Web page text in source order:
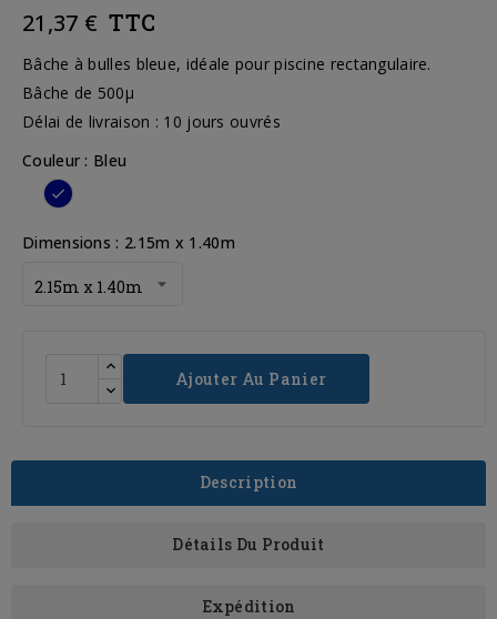
21,37 € TTC
Bâche à bulles bleue, idéale pour piscine rectangulaire.
Bâche de 500µ
Délai de livraison : 10 jours ouvrés
Couleur : Bleu
Bleu
Dimensions : 2.15m x 1.40m
Ajouter Au Panier
Description
Détails Du Produit
Expédition